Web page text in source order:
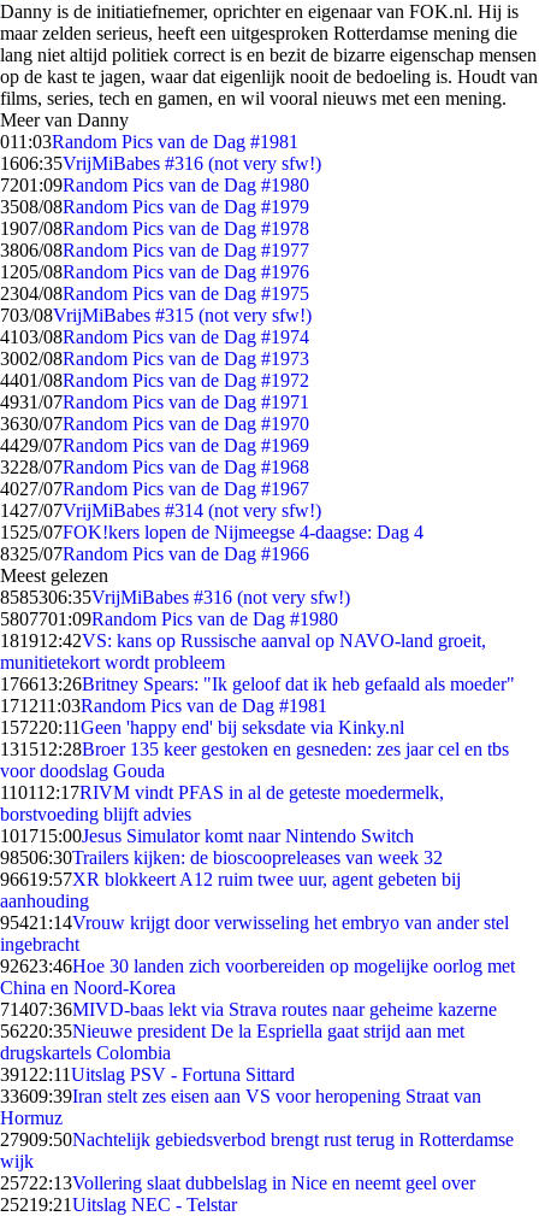
Danny is de initiatiefnemer, oprichter en eigenaar van FOK.nl. Hij is
maar zelden serieus, heeft een uitgesproken Rotterdamse mening die
lang niet altijd politiek correct is en bezit de bizarre eigenschap mensen
op de kast te jagen, waar dat eigenlijk nooit de bedoeling is. Houdt van
films, series, tech en gamen, en wil vooral nieuws met een mening.
Meer van Danny
011:03Random Pics van de Dag #1981
1606:35VrijMiBabes #316 (not very sfw!)
7201:09Random Pics van de Dag #1980
3508/08Random Pics van de Dag #1979
1907/08Random Pics van de Dag #1978
3806/08Random Pics van de Dag #1977
1205/08Random Pics van de Dag #1976
2304/08Random Pics van de Dag #1975
703/08VrijMiBabes #315 (not very sfw!)
4103/08Random Pics van de Dag #1974
3002/08Random Pics van de Dag #1973
4401/08Random Pics van de Dag #1972
4931/07Random Pics van de Dag #1971
3630/07Random Pics van de Dag #1970
4429/07Random Pics van de Dag #1969
3228/07Random Pics van de Dag #1968
4027/07Random Pics van de Dag #1967
1427/07VrijMiBabes #314 (not very sfw!)
1525/07FOK!kers lopen de Nijmeegse 4-daagse: Dag 4
8325/07Random Pics van de Dag #1966
Meest gelezen
8585306:35VrijMiBabes #316 (not very sfw!)
5807701:09Random Pics van de Dag #1980
181912:42VS: kans op Russische aanval op NAVO-land groeit,
munitietekort wordt probleem
176613:26Britney Spears: "Ik geloof dat ik heb gefaald als moeder"
171211:03Random Pics van de Dag #1981
157220:11Geen 'happy end' bij seksdate via Kinky.nl
131512:28Broer 135 keer gestoken en gesneden: zes jaar cel en tbs
voor doodslag Gouda
110112:17RIVM vindt PFAS in al de geteste moedermelk,
borstvoeding blijft advies
101715:00Jesus Simulator komt naar Nintendo Switch
98506:30Trailers kijken: de bioscoopreleases van week 32
96619:57XR blokkeert A12 ruim twee uur, agent gebeten bij
aanhouding
95421:14Vrouw krijgt door verwisseling het embryo van ander stel
ingebracht
92623:46Hoe 30 landen zich voorbereiden op mogelijke oorlog met
China en Noord-Korea
71407:36MIVD-baas lekt via Strava routes naar geheime kazerne
56220:35Nieuwe president De la Espriella gaat strijd aan met
drugskartels Colombia
391 22:11Uitslag PSV - Fortuna Sittard
33609:39Iran stelt zes eisen aan VS voor heropening Straat van
Hormuz
27909:50Nachtelijk gebiedsverbod brengt rust terug in Rotterdamse
wijk
25722:13Vollering slaat dubbelslag in Nice en neemt geel over
25219:21Uitslag NEC - Telstar